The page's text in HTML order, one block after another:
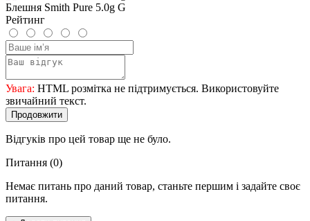
Блешня Smith Pure 5.0g G
Рейтинг
Увага: HTML розмітка не підтримується. Використовуйте
звичайний текст.
Продовжити
Відгуків про цей товар ще не було.
Питання (0)
Немає питань про даний товар, станьте першим і задайте своє
питання.